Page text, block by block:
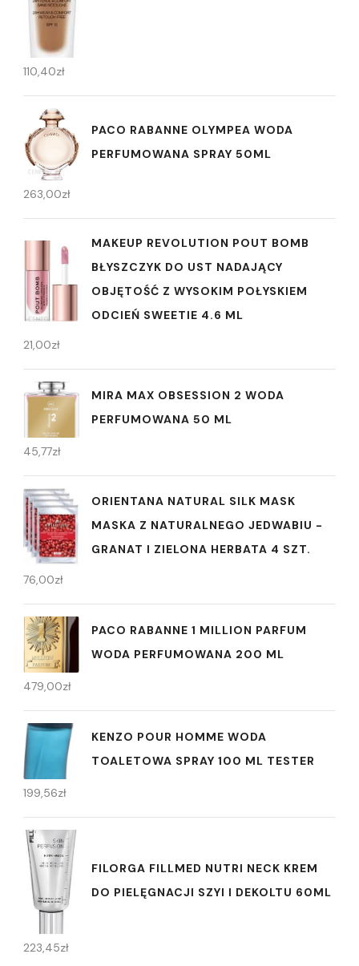
110,40zł
PACO RABANNE OLYMPEA WODA
PERFUMOWANA SPRAY 50ML
263,00zł
MAKEUP REVOLUTION POUT BOMB
BŁYSZCZYK DO UST NADAJĄCY
OBJĘTOŚĆ Z WYSOKIM POŁYSKIEM
ODCIEŃ SWEETIE 4.6 ML
21,00zł
MIRA MAX OBSESSION 2 WODA
PERFUMOWANA 50 ML
45,77zł
ORIENTANA NATURAL SILK MASK
MASKA Z NATURALNEGO JEDWABIU -
GRANAT I ZIELONA HERBATA 4 SZT.
76,00zł
PACO RABANNE 1 MILLION PARFUM
WODA PERFUMOWANA 200 ML
479,00zł
KENZO POUR HOMME WODA
TOALETOWA SPRAY 100 ML TESTER
199,56zł
FILORGA FILLMED NUTRI NECK KREM
DO PIELĘGNACJI SZYI I DEKOLTU 60ML
223,45zł